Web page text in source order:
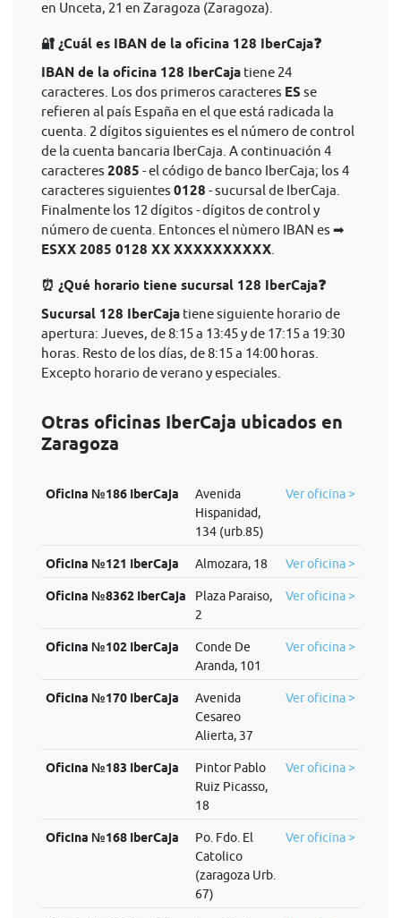
en Unceta, 21 en Zaragoza (Zaragoza).
🔐 ¿Cuál es IBAN de la oficina 128 IberCaja❓
IBAN de la oficina 128 IberCaja tiene 24
caracteres. Los dos primeros caracteres ES se
refieren al país España en el que está radicada la
cuenta. 2 dígitos siguientes es el número de control
de la cuenta bancaria IberCaja. A continuación 4
caracteres 2085 - el código de banco IberCaja; los 4
caracteres siguientes 0128 - sucursal de IberCaja.
Finalmente los 12 dígitos - dígitos de control y
número de cuenta. Entonces el nùmero IBAN es ➡
ESXX 2085 0128 XX XXXXXXXXXX
⏰ ¿Qué horario tiene sucursal 128 IberCaja❓
Sucursal 128 IberCaja tiene siguiente horario de
apertura: Jueves, de 8:15 a 13:45 y de 17:15 a 19:30
horas. Resto de los días, de 8:15 a 14:00 horas.
Excepto horario de verano y especiales.
Otras oficinas IberCaja ubicados en
Zaragoza
Oficina №186 IberCaja
Avenida
Hispanidad,
134 (urb.85)
Ver oficina >
Oficina №121 IberCaja Almozara, 18 Ver oficina >
Oficina №8362 IberCaja
Plaza Paraiso,
2
Ver oficina >
Oficina №102 IberCaja
Conde De
Aranda, 101
Ver oficina >
Oficina №170 IberCaja
Avenida
Cesareo
Alierta, 37
Ver oficina >
Oficina №183 IberCaja
Pintor Pablo
Ruiz Picasso,
18
Ver oficina >
Oficina №168 IberCaja
Po. Fdo. El
Catolico
(zaragoza Urb.
67)
Ver oficina >